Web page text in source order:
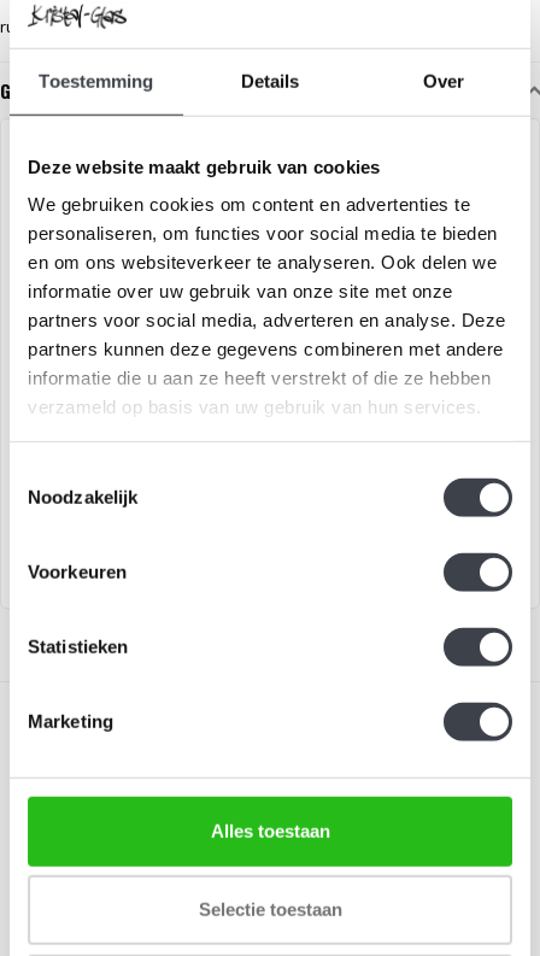
Toestemming Details Over
Deze website maakt gebruik van cookies
We gebruiken cookies om content en advertenties te
personaliseren, om functies voor social media te bieden
en om ons websiteverkeer te analyseren. Ook delen we
informatie over uw gebruik van onze site met onze
partners voor social media, adverteren en analyse. Deze
partners kunnen deze gegevens combineren met andere
informatie die u aan ze heeft verstrekt of die ze hebben
verzameld op basis van uw gebruik van hun services.
Noodzakelijk
Voorkeuren
Statistieken
Marketing
Alles toestaan
Selectie toestaan
ruimte.
Gerelateerde glaskunst
Leerdam Glaskunst vaas
'Holland'
Leerdam glaskunst 'Samen 1'
glaskunstobject ontworpen
door Patrick de Keijzer. Twee
Blijf up-to-date en ontvang 10% korting